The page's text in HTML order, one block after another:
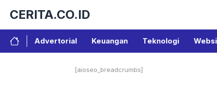
isi
CERITA.CO.ID
Advertorial Keuangan Teknologi
[aioseo_breadcrumbs]